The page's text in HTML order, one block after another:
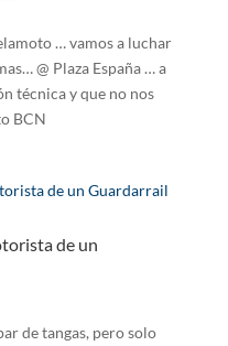
… vamos a luchar
@ Plaza España … a
técnica y que no nos
BCN
de un
de tangas, pero solo